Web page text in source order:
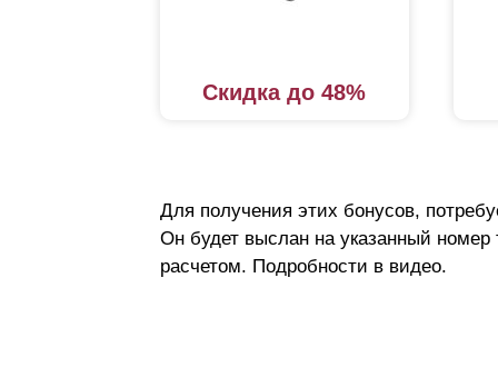
Скидка до 48%
Для получения этих бонусов,
Он будет выслан на указанный номер
расчетом. Подробности в видео.